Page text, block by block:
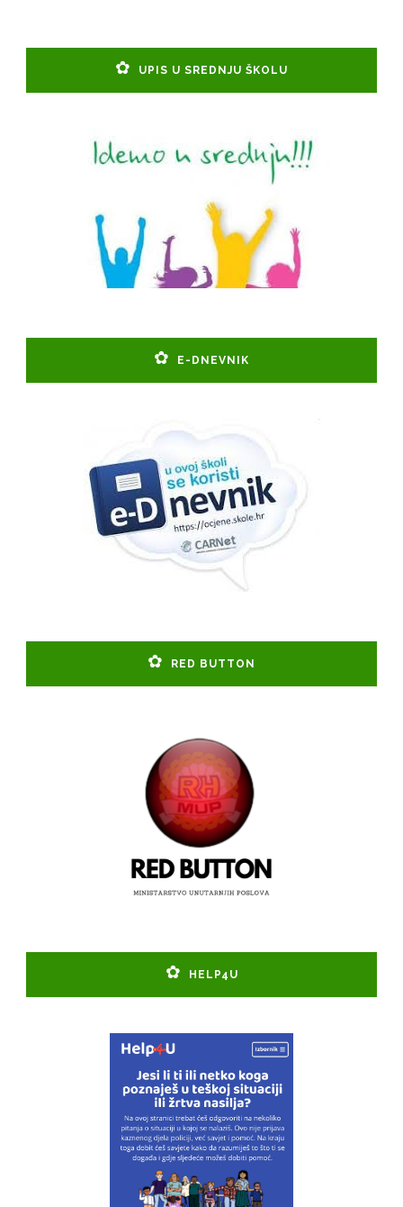
UPIS U SREDNJU ŠKOLU
E-DNEVNIK
RED BUTTON
HELP4U